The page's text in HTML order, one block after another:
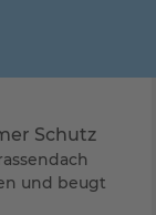
Schutz
und beugt